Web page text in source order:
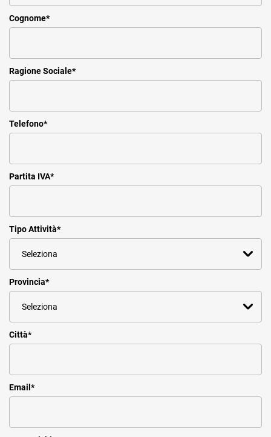
Cognome*
Ragione Sociale*
Telefono*
Partita IVA*
Tipo Attività*
Provincia*
Città*
Email *